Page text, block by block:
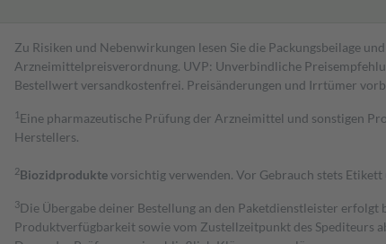
Zu Risiken und Nebenwirkungen lesen Sie die Packungsbeilage
Arzneimittelpreisverordnung. UVP: Unverbindliche
Bestell­wert versand­kosten­frei. Preisänderungen und Irrtümer
1 Eine pharmazeutische Prüfung der Arzneimittel und sonstigen
Herstellers.
2Biozidproduktevorsichtig verwenden. Vor Gebrauch stets
3Die Übergabe deiner Bestellung an den Paketdienstleister
Produktverfügbarkeit sowie vom Zustellzeitpunkt des Spediteurs